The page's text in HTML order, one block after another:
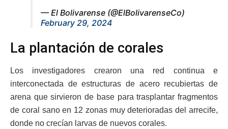
— El Bolivarense (@ElBolivarenseCo)
February 29, 2024
La plantación de corales
Los investigadores crearon una red continua e
interconectada de estructuras de acero recubiertas de
arena que sirvieron de base para trasplantar fragmentos
de coral sano en 12 zonas muy deterioradas del arrecife,
donde no crecían larvas de nuevos corales.